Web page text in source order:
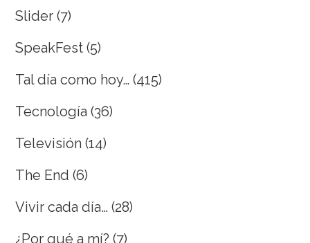
Slider (7)
SpeakFest (5)
Tal día como hoy… (415)
Tecnología (36)
Televisión (14)
The End (6)
Vivir cada día… (28)
¿Por qué a mí? (7)